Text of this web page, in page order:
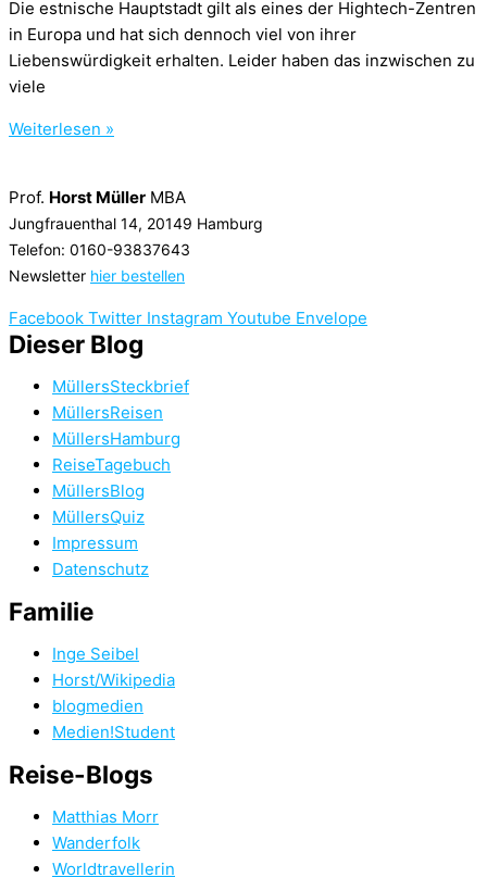
Die estnische Hauptstadt gilt als eines der Hightech-Zentren
in Europa und hat sich dennoch viel von ihrer
Liebenswürdigkeit erhalten. Leider haben das inzwischen zu
viele
Weiterlesen »
Prof. Horst Müller MBA
Jungfrauenthal 14, 20149 Hamburg
Telefon: 0160-93837643
Newsletter hier bestellen
Facebook Twitter Instagram Youtube Envelope
Dieser Blog
MüllersSteckbrief
MüllersReisen
MüllersHamburg
ReiseTagebuch
MüllersBlog
MüllersQuiz
Impressum
Datenschutz
Familie
Inge Seibel
Horst/Wikipedia
blogmedien
Medien!Student
Reise-Blogs
Matthias Morr
Wanderfolk
Worldtravellerin